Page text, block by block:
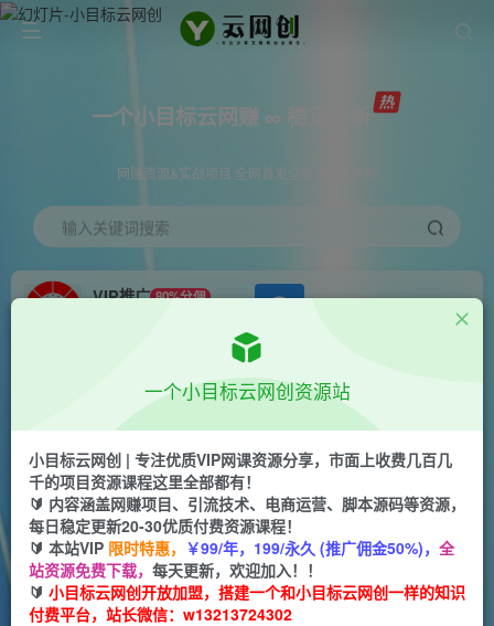
一个小目标云网赚 ∞ 稳定更新
网赚资源&实战项目 全网首发全年365天更新
输入关键词搜索
VIP推广 80%分佣
会员免费 正文
有道词典WOW社区蓝海项目，目前高速上升期，
新人小白都可以换取高收益！赶紧布局！【揭秘】
一个小目标云网创
2年前发布
关注 私信
1773 113
付费阅读
一个小目标云网创资源站
小目标云网创 | 专注优质VIP网课资源分享，市面上收费几百几
千的项目资源课程这里全部都有！
🔰 内容涵盖网赚项目、引流技术、电商运营、脚本源码等资源，
每日稳定更新20-30优质付费资源课程！
🔰 本站VIP 限时特惠， ￥99/年，199/永久 (推广佣金50%)， 全
站资源免费下载， 每天更新，欢迎加入！！
🔰 小目标云网创开放加盟，搭建一个和小目标云网创一样的知识
付费平台，站长微信：w13213724302